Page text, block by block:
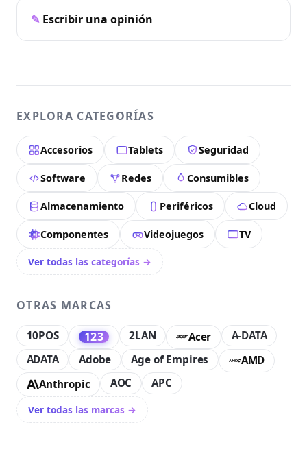
Escribir una opinión
EXPLORA CATEGORÍAS
Accesorios Tablets Seguridad
Software Redes Consumibles
Almacenamiento Periféricos Cloud
Componentes Videojuegos TV
Ver todas las categorías →
OTRAS MARCAS
10POS 123 2LAN Acer
A-DATA
ADATA
Adobe Age of Empires
AMD
Anthropic
AOC APC
Ver todas las marcas →